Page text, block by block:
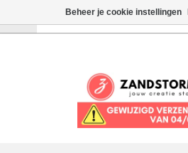
Beheer je cookie instellingen